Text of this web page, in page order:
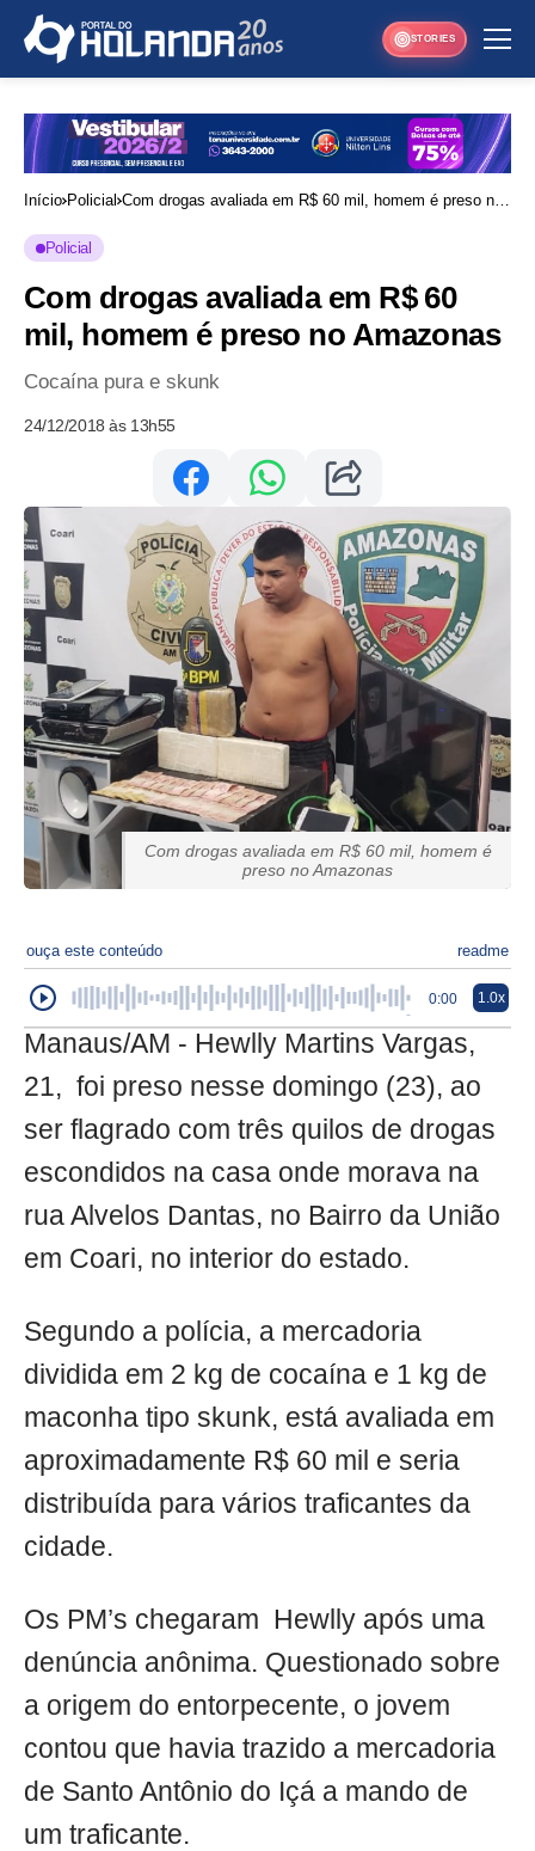
STORIES
Início Policial Com drogas avaliada em R$ 60 mil, homem é preso no
Policial
Com drogas avaliada em R$ 60
mil, homem é preso no Amazonas
Cocaína pura e skunk
24/12/2018 às 13h55
Com drogas avaliada em R$ 60 mil, homem é
preso no Amazonas
ouça este conteúdo readme
0:00 1.0x
Manaus/AM - Hewlly Martins Vargas,
21, foi preso nesse domingo (23), ao
ser flagrado com três quilos de drogas
escondidos na casa onde morava na
rua Alvelos Dantas, no Bairro da União
em Coari, no interior do estado.
Segundo a polícia, a mercadoria
dividida em 2 kg de cocaína e 1 kg de
maconha tipo skunk, está avaliada em
aproximadamente R$ 60 mil e seria
distribuída para vários traficantes da
cidade.
Os PM’s chegaram Hewlly após uma
denúncia anônima. Questionado sobre
a origem do entorpecente, o jovem
contou que havia trazido a mercadoria
de Santo Antônio do Içá a mando de
um traficante.